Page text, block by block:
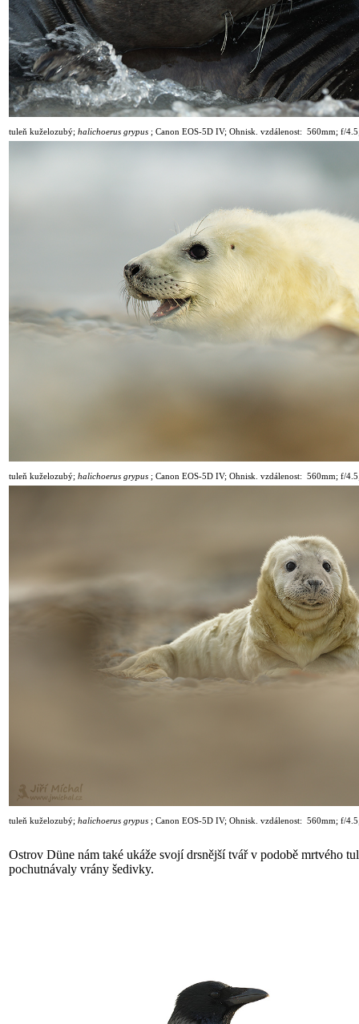
tuleň kuželozubý; halichoerus grypus ; Canon EOS-5D IV; Ohnisk. vzdálenost: 560mm; f/
tuleň kuželozubý; halichoerus grypus ; Canon EOS-5D IV; Ohnisk. vzdálenost: 560mm; f/
tuleň kuželozubý; halichoerus grypus ; Canon EOS-5D IV; Ohnisk. vzdálenost: 560mm; f/
Ostrov Düne nám také ukáže svojí drsnější tvář v podobě mrtvého
pochutnávaly vrány šedivky.